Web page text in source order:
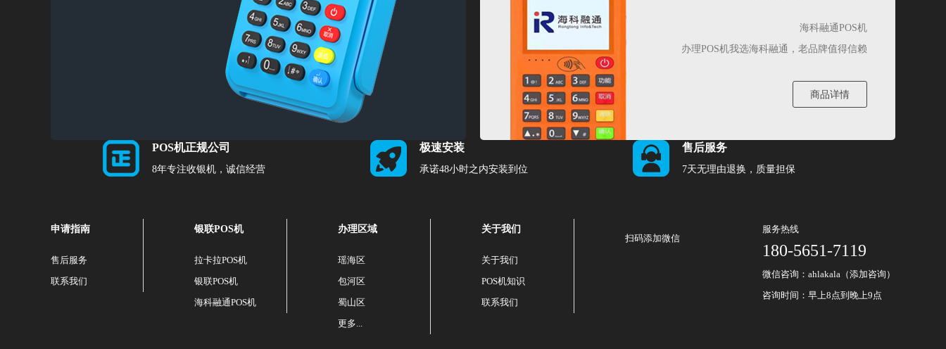
海科融通POS机
办理POS机我选海科融通，老品牌值得信赖
商品详情
POS机正规公司
8年专注收银机，诚信经营
极速安装
承诺48小时之内安装到位
售后服务
7天无理由退换，质量担保
申请指南
售后服务
联系我们
银联POS机
拉卡拉POS机
银联POS机
海科融通POS机
办理区域
瑶海区
包河区
蜀山区
更多...
关于我们
关于我们
POS机知识
联系我们
扫码添加微信
服务热线
180-5651-7119
微信咨询：ahlakala（添加咨询）
咨询时间：早上8点到晚上9点